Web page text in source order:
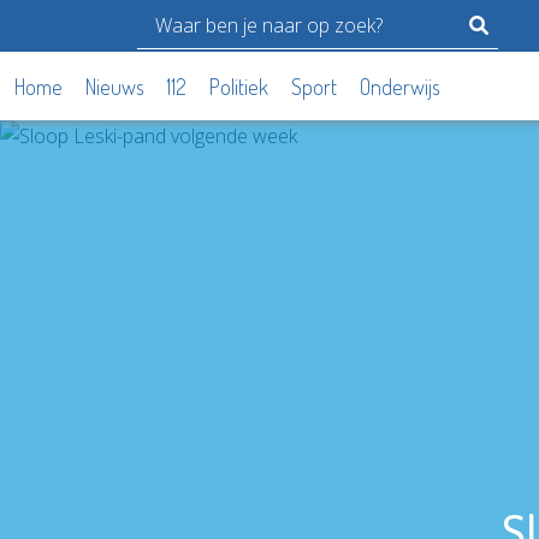
Home Nieuws 112 Politiek Sport Onderwijs